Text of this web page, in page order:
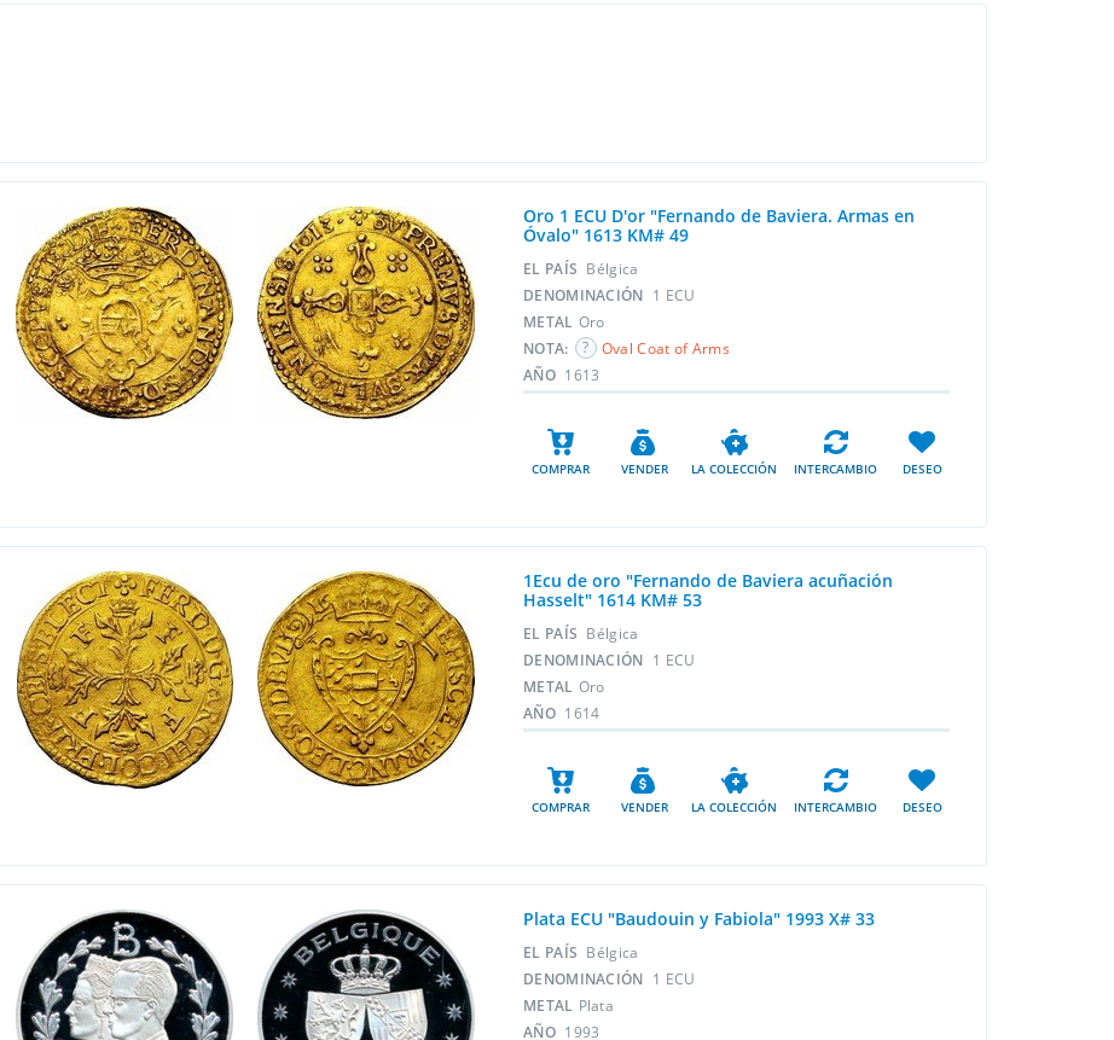
Oro 1 ECU D'or "Fernando de Baviera. Armas en
Óvalo" 1613 KM# 49
EL PAÍS Bélgica
DENOMINACIÓN 1 ECU
METAL Oro
NOTA:
Oval Coat of Arms
AÑO 1613
COMPRAR VENDER LA COLECCIÓN INTERCAMBIO DESEO
1Ecu de oro "Fernando de Baviera acuñación
Hasselt" 1614 KM# 53
EL PAÍS Bélgica
DENOMINACIÓN 1 ECU
METAL Oro
AÑO 1614
COMPRAR VENDER LA COLECCIÓN INTERCAMBIO DESEO
Plata ECU "Baudouin y Fabiola" 1993 X# 33
EL PAÍS Bélgica
DENOMINACIÓN 1 ECU
METAL Plata
AÑO 1993